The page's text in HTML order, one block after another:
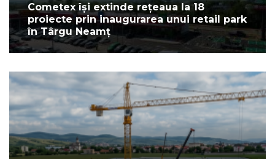
Cometex își extinde rețeaua la 18
proiecte prin inaugurarea unui retail park
în Târgu Neamț